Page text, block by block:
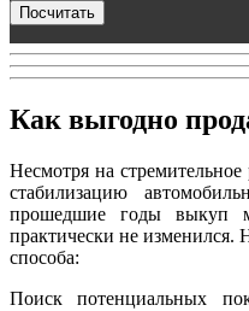
Как выгодно
Несмотря на
стабилизацию
прошедшие годы выкуп
практически не изменился.
способа:
Поиск потенциальных